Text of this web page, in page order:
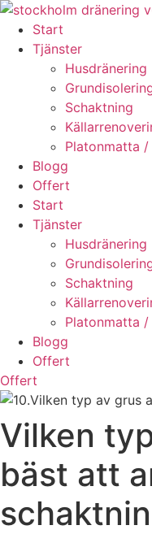
Skip
content
Start
Tjänster
Husdränering
Schaktning
Platonmatta
Blogg
Offert
Start
Tjänster
Husdränering
Schaktning
Platonmatta
Blogg
Offert
Offert
Vilken
bäst att